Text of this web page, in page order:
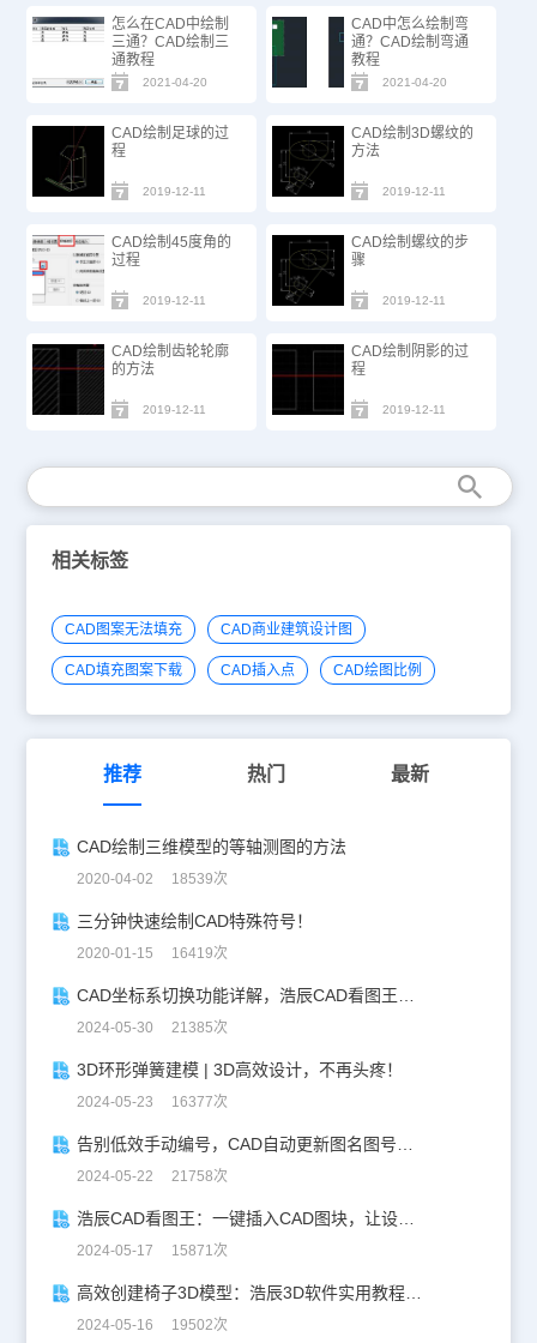
怎么在CAD中绘制
三通？CAD绘制三
通教程
2021-04-20
CAD中怎么绘制弯
通？CAD绘制弯通
教程
2021-04-20
CAD绘制足球的过
程
2019-12-11
CAD绘制3D螺纹的
方法
2019-12-11
CAD绘制45度角的
过程
2019-12-11
CAD绘制螺纹的步
骤
2019-12-11
CAD绘制齿轮轮廓
的方法
2019-12-11
CAD绘制阴影的过
程
2019-12-11
相关标签
CAD图案无法填充 CAD商业建筑设计图
CAD填充图案下载 CAD插入点 CAD绘图比例
推荐 热门 最新
CAD绘制三维模型的等轴测图的方法
2020-04-02 18539次
三分钟快速绘制CAD特殊符号！
2020-01-15 16419次
2024-05-30 21385次
3D环形弹簧建模 | 3D高效设计，不再头疼！
2024-05-23 16377次
2024-05-22 21758次
浩辰CAD看图王：一键插入CAD图块，让设计更高效！
2024-05-17 15871次
高效创建椅子3D模型：浩辰3D软件实用教程分享！
2024-05-16 19502次